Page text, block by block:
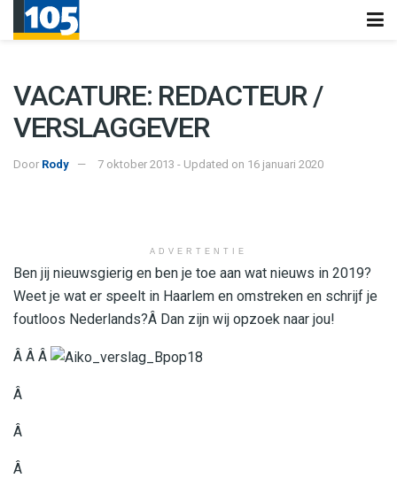
VACATURE: REDACTEUR /
VERSLAGGEVER
Door Rody 7 oktober 2013 - Updated on 16 januari 2020
ADVERTENTIE
Ben jij nieuwsgierig en ben je toe aan wat nieuws in 2019?
Weet je wat er speelt in Haarlem en omstreken en schrijf je
foutloos Nederlands?Â Dan zijn wij opzoek naar jou!
Â Â Â
Â
Â
Â